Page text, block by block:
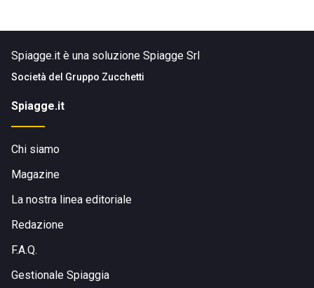
Spiagge.it è una soluzione Spiagge Srl
Società del Gruppo Zucchetti
Spiagge.it
Chi siamo
Magazine
La nostra linea editoriale
Redazione
F.A.Q.
Gestionale Spiaggia